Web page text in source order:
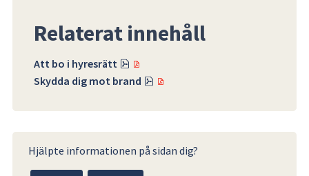
Relaterat innehåll
Att bo i hyresrätt
Pdf, 537.3 kB.
Skydda dig mot brand
Pdf, 481.4 kB.
Hjälpte informationen på sidan dig?